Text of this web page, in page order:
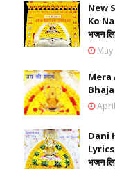
New
Ko
भजन
Mera
Dani
Lyrics
भजन